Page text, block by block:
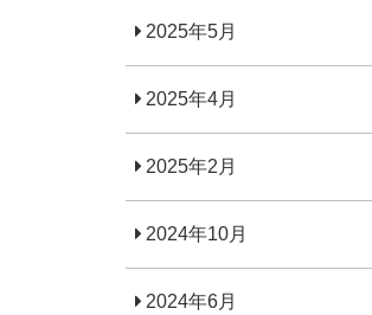
2025年5月
2025年4月
2025年2月
2024年10月
2024年6月